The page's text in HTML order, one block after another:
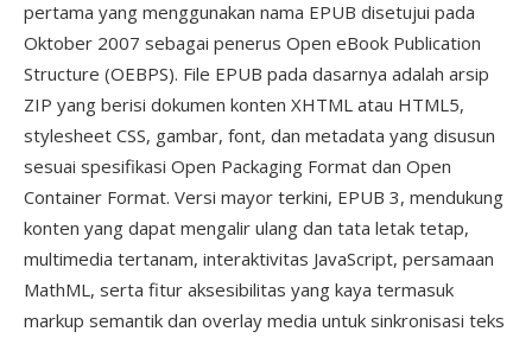
pertama yang menggunakan nama EPUB disetujui pada
Oktober 2007 sebagai penerus Open eBook Publication
Structure (OEBPS). File EPUB pada dasarnya adalah arsip
ZIP yang berisi dokumen konten XHTML atau HTML5,
stylesheet CSS, gambar, font, dan metadata yang disusun
sesuai spesifikasi Open Packaging Format dan Open
Container Format. Versi mayor terkini, EPUB 3, mendukung
konten yang dapat mengalir ulang dan tata letak tetap,
multimedia tertanam, interaktivitas JavaScript, persamaan
MathML, serta fitur aksesibilitas yang kaya termasuk
markup semantik dan overlay media untuk sinkronisasi teks